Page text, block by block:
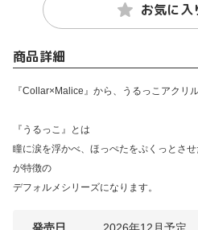
お気に入
商品詳細
『Collar×Malice』から、うるっこアクリ
『うるっこ』とは
瞳に涙を浮かべ、ほっぺたをぷくっとさ
が特徴の
デフォルメシリーズになります。